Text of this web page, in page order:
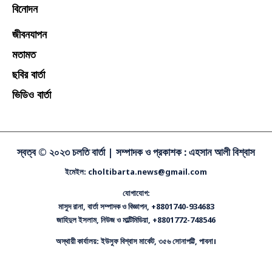
বিনোদন
জীবনযাপন
মতামত
ছবির বার্তা
ভিডিও বার্তা
স্বত্ব © ২০২৩ চলতি বার্তা | সম্পাদক ও প্রকাশক : এহসান আলী বিশ্বাস
ইমেইল: choltibarta.news@gmail.com
যোগাযোগ:
মাসুদ রানা, বার্তা সম্পাদক ও বিজ্ঞাপন, +8801740-934683
জাহিদুল ইসলাম, নিউজ ও মাল্টিমিডিয়া, +8801772-748546
অস্থায়ী কার্যালয়: ইউসুফ বিশ্বাস মার্কেট, ৩৫৬ সোনাপট্টি, পাবনা।